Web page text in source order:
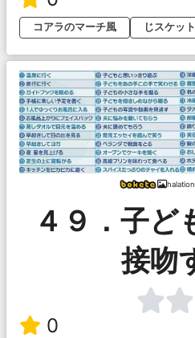
コアラのマーチ風
じスケット
４９．子ど
接吻
0